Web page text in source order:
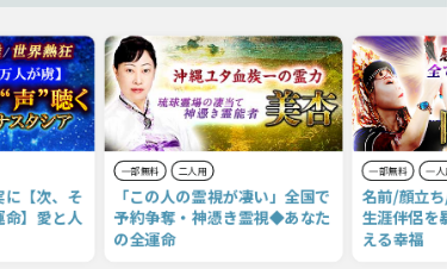
【次、そ
】愛と人
一部無料 二人用
「この人の霊視が凄い」全国で
予約争奪・神憑き霊視◆あなた
の全運命
一部無料 一人用
名前/顔立
生涯伴侶
える幸福